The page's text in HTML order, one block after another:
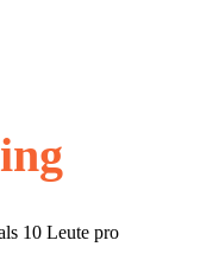
10 Leute pro